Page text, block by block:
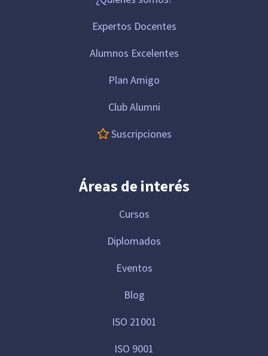
Expertos Docentes
Alumnos Excelentes
Plan Amigo
Club Alumni
Suscripciones
Áreas de interés
Cursos
Diplomados
Eventos
Blog
ISO 21001
ISO 9001